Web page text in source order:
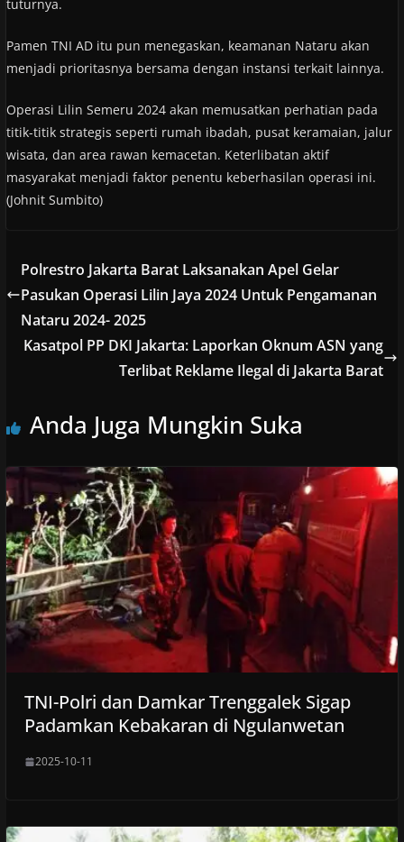
tuturnya.
Pamen TNI AD itu pun menegaskan, keamanan Nataru akan
menjadi prioritasnya bersama dengan instansi terkait lainnya.
Operasi Lilin Semeru 2024 akan memusatkan perhatian pada
titik-titik strategis seperti rumah ibadah, pusat keramaian, jalur
wisata, dan area rawan kemacetan. Keterlibatan aktif
masyarakat menjadi faktor penentu keberhasilan operasi ini.
(Johnit Sumbito)
Polrestro Jakarta Barat Laksanakan Apel Gelar
Pasukan Operasi Lilin Jaya 2024 Untuk Pengamanan
Nataru 2024- 2025
Kasatpol PP DKI Jakarta: Laporkan Oknum ASN yang
Terlibat Reklame Ilegal di Jakarta Barat
Anda Juga Mungkin Suka
TNI-Polri dan Damkar Trenggalek Sigap
Padamkan Kebakaran di Ngulanwetan
2025-10-11